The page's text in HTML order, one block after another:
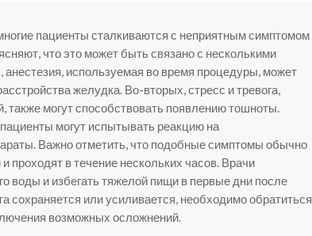
пациенты сталкиваются с неприятным симптомом
что это может быть связано с несколькими
используемая во время процедуры, может
желудка. Во-вторых, стресс и тревога,
также могут способствовать появлению тошноты.
могут испытывать реакцию на
Важно отметить, что подобные симптомы обычно
проходят в течение нескольких часов. Врачи
воды и избегать тяжелой пищи в первые дни после
сохраняется или усиливается, необходимо обратиться
возможных осложнений.